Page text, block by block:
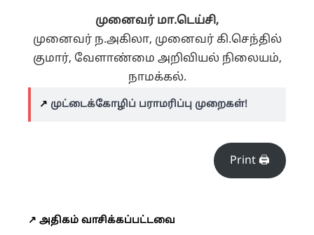
முனைவர் மா.டெய்சி,
முனைவர் ந.அகிலா, முனைவர் கி.செந்தில்
குமார், வேளாண்மை அறிவியல் நிலையம்,
நாமக்கல்.
↗️ முட்டைக்கோழிப் பராமரிப்பு முறைகள்!
Print 🖨
↗️ அதிகம் வாசிக்கப்பட்டவை